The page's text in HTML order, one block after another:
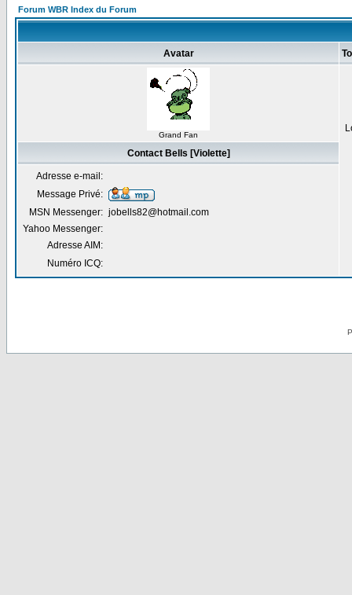
Forum WBR Index du Forum
Avatar
Grand Fan
Contact Bells [Violette]
Adresse e-mail:
Message Privé:
MSN Messenger: jobells82@hotmail.com
Yahoo Messenger:
Adresse AIM:
Numéro ICQ: